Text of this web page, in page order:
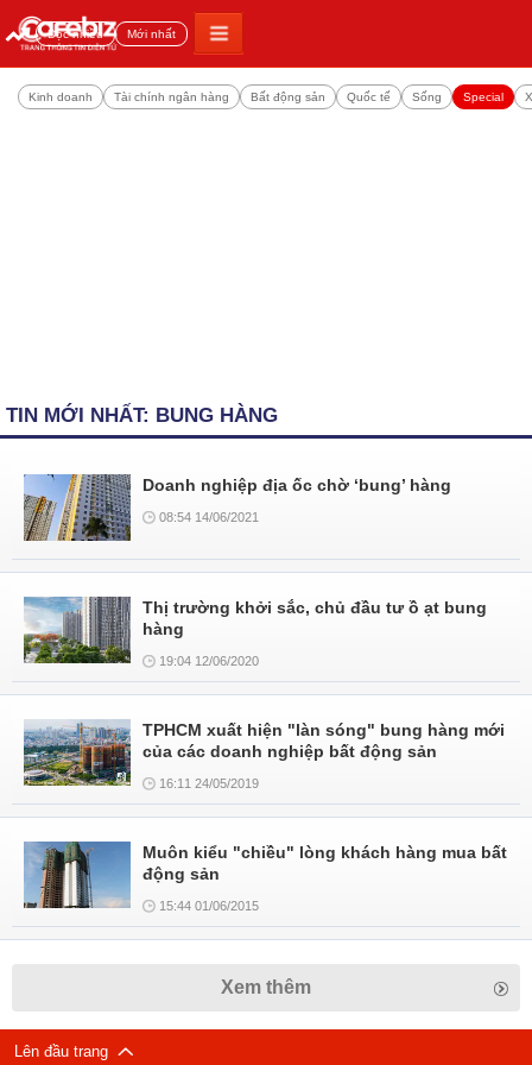
Đọc nhiều Mới nhất
Kinh doanh Tài chính ngân hàng Bất động sản Quốc tế Sống Special
TIN MỚI NHẤT: BUNG HÀNG
Doanh nghiệp địa ốc chờ ‘bung’ hàng
08:54 14/06/2021
Thị trường khởi sắc, chủ đầu tư ồ ạt bung
hàng
19:04 12/06/2020
TPHCM xuất hiện "làn sóng" bung hàng mới
của các doanh nghiệp bất động sản
16:11 24/05/2019
Muôn kiểu "chiều" lòng khách hàng mua bất
động sản
15:44 01/06/2015
Xem thêm
Lên đầu trang